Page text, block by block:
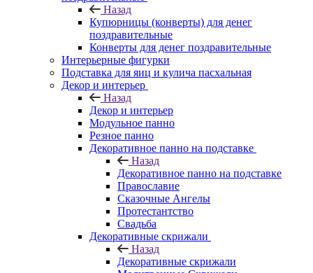
Назад
Купюрницы (конверты) для денег
поздравительные
Конверты для денег поздравительные
Интерьерные фигурки
Подставка для яиц и кулича пасхальная
Декор и интерьер
Назад
Декор и интерьер
Модульное панно
Резное панно
Декоративное панно на подставке
Назад
Декоративное панно на подставке
Православие
Сказочные Ангелы
Протестантство
Свадьба
Декоративные скрижали
Назад
Декоративные скрижали